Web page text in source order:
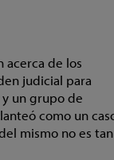
acerca de los
judicial para
un grupo de
como un
mismo no es tan